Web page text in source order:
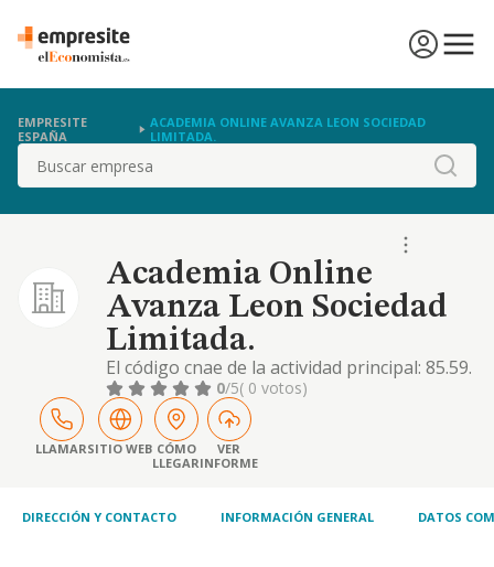
EMPRESITE
ESPAÑA
ACADEMIA ONLINE AVANZA LEON SOCIEDAD
LIMITADA.
Buscar
Academia Online
Avanza Leon Sociedad
Limitada.
El código cnae de la actividad principal: 85.59.
otra educación
0/5( 0 votos)
LLAMARSITIO WEB CÓMO
LLEGAR
VER
INFORME
DIRECCIÓN Y CONTACTO INFORMACIÓN GENERAL DATOS